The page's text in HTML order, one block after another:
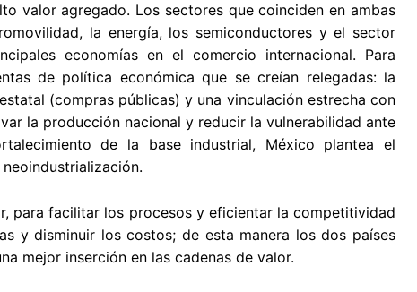
valor agregado. Los sectores que coinciden en ambas
la energía, los semiconductores y el sector
economías en el comercio internacional. Para
de política económica que se creían relegadas: la
(compras públicas) y una vinculación estrecha con
la producción nacional y reducir la vulnerabilidad ante
de la base industrial, México plantea el
para facilitar los procesos y eficientar la competitividad
y disminuir los costos; de esta manera los dos países
mejor inserción en las cadenas de valor.